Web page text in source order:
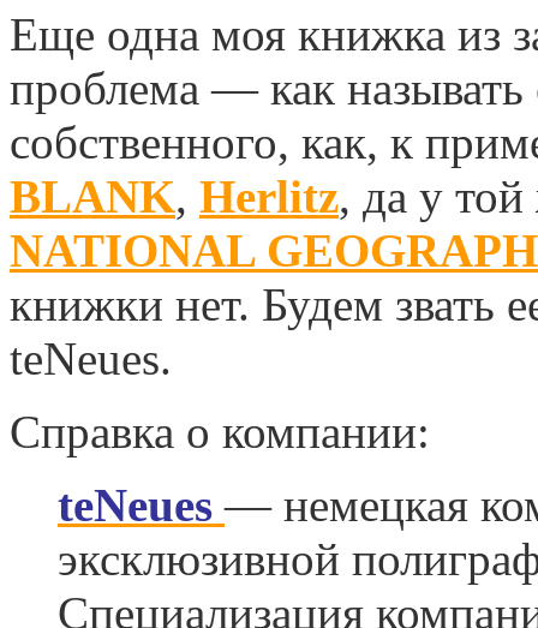
Еще одна моя книжка из
проблема — как
собственного, как, к
BLANK, Herlitz, да у
NATIONAL
книжки нет. Будем звать
teNeues.
Справка о компании:
teNeues — немецкая
эксклюзивной
Специализация